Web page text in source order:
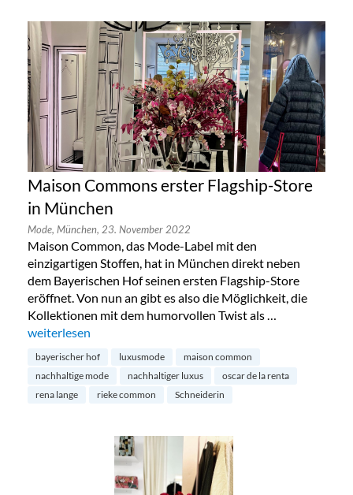
Maison Commons erster Flagship-Store
in München
Mode, München, 23. November 2022
Maison Common, das Mode-Label mit den
einzigartigen Stoffen, hat in München direkt neben
dem Bayerischen Hof seinen ersten Flagship-Store
eröffnet. Von nun an gibt es also die Möglichkeit, die
Kollektionen mit dem humorvollen Twist als …
„Maison Commons erster Flagship-Store in München“
weiterlesen
bayerischer hof luxusmode
maison common
nachhaltige mode
nachhaltiger luxus
oscar de la renta
rena lange
rieke common Schneiderin